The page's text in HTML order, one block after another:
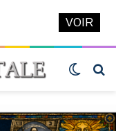
Switch
VOIR